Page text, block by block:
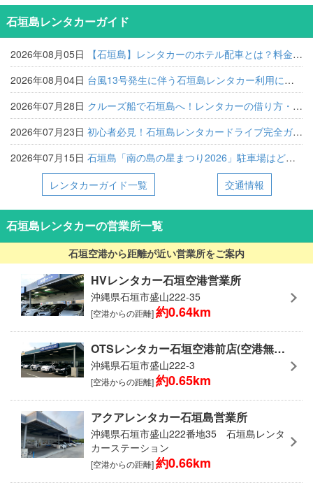
石垣島レンタカーガイド
2026年08月05日
【石垣島】レンタカーのホテル配車とは？料金・注意点・おすすめ店舗を解説
2026年08月04日 台風13号発生に伴う石垣島レンタカー利用に関する注意喚起
2026年07月28日 クルーズ船で石垣島へ！レンタカーの借り方・離島ターミナル送迎＆おすすめ観光ルート完全解説
2026年07月23日 初心者必見！石垣島レンタカードライブ完全ガイド【手続き・運転のコツ・観光スポット】
2026年07月15日 石垣島「南の島の星まつり2026」駐車場はどこ？レンタカーでのアクセスと夜間ドライブの注意点
レンタカーガイド一覧
交通情報
石垣島レンタカーの営業所一覧
石垣空港から距離が近い営業所をご案内
HVレンタカー石垣空港営業所
沖縄県石垣市盛山222-35
[空港からの距離]約0.64km
OTSレンタカー石垣空港前店(空港無料送迎有)
沖縄県石垣市盛山222-3
[空港からの距離]約0.65km
アクアレンタカー石垣島営業所
沖縄県石垣市盛山222番地35 石垣島レンタ
カーステーション
[空港からの距離]約0.66km